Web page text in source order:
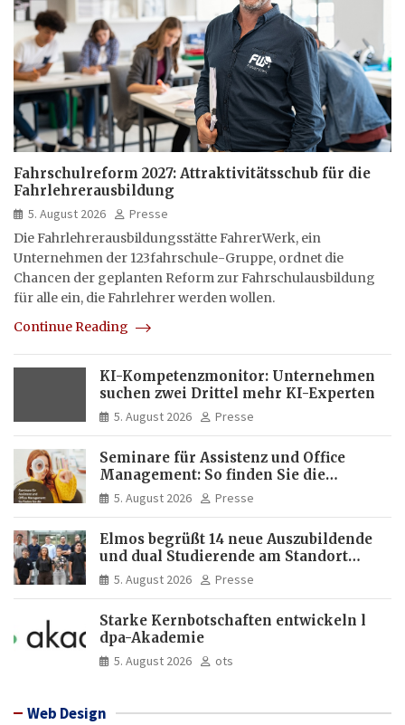
Fahrschulreform 2027: Attraktivitätsschub für die
Fahrlehrerausbildung
5. August 2026
Presse
Die Fahrlehrerausbildungsstätte FahrerWerk, ein
Unternehmen der 123fahrschule-Gruppe, ordnet die
Chancen der geplanten Reform zur Fahrschulausbildung
für alle ein, die Fahrlehrer werden wollen.
Continue Reading
KI-Kompetenzmonitor: Unternehmen
suchen zwei Drittel mehr KI-Experten
5. August 2026 Presse
Seminare für Assistenz und Office
Management: So finden Sie die
passende Weiterbildung
5. August 2026 Presse
Elmos begrüßt 14 neue Auszubildende
und dual Studierende am Standort
Dortmund
5. August 2026 Presse
Starke Kernbotschaften entwickeln l
dpa-Akademie
5. August 2026 ots
Web Design